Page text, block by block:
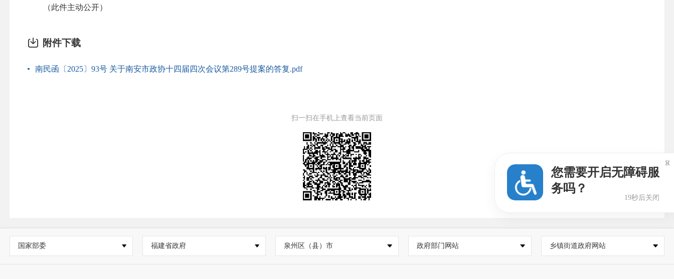
（此件主动公开）
附件下载
南民函〔2025〕93号 关于南安市政协十四届四次会议第289号提案的答复.pdf
扫一扫在手机上查看当前页面
国家部委 福建省政府 泉州区（县）市 政府部门网站 乡镇街道政府网站
您需要开启无障碍服
务吗？
18秒后关闭
